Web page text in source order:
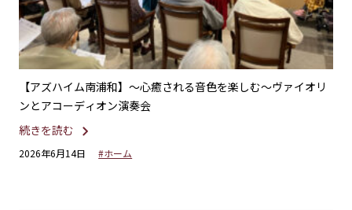
【アズハイム南浦和】〜心癒される音色を楽しむ〜ヴァイオリ
ンとアコーディオン演奏会
続きを読む
2026年6月14日 #ホーム